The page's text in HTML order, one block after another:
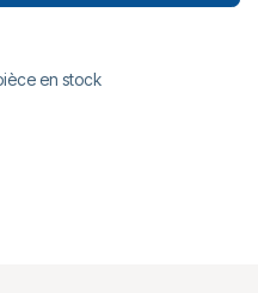
en stock